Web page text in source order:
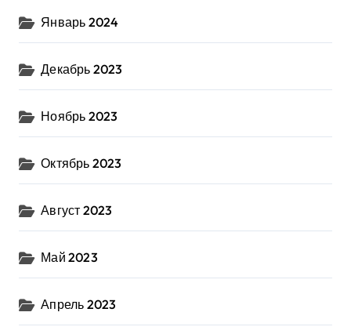
Январь 2024
Декабрь 2023
Ноябрь 2023
Октябрь 2023
Август 2023
Май 2023
Апрель 2023